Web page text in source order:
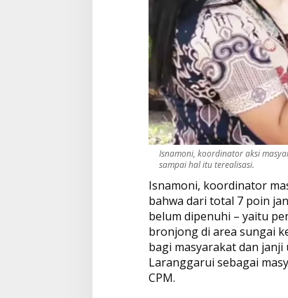
Isnamoni, koordinator aksi
sampai hal itu terealisasi.
Isnamoni, koordinator
bahwa dari total 7 poin
belum dipenuhi – yaitu
bronjong di area sungai
bagi masyarakat dan
Laranggarui sebagai
CPM.